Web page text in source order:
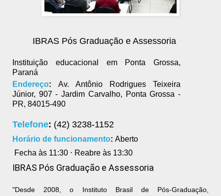
IBRAS Pós Graduação e Assessoria
Instituição educacional em Ponta Grossa,
Paraná
Endereço:
Av. Antônio Rodrigues Teixeira
Júnior, 907 - Jardim Carvalho, Ponta Grossa -
PR, 84015-490
Telefone: (42) 3238-1152
Horário de funcionamento: Aberto
Fecha às 11:30 ⋅ Reabre às 13:30
IBRAS Pós Graduação e Assessoria
"Desde 2008, o Instituto Brasil de Pós-Graduação,